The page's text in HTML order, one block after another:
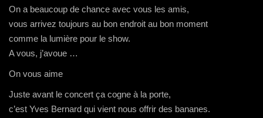
On a beaucoup de chance avec vous les amis,
vous arrivez toujours au bon endroit au bon moment
comme la lumière pour le show.
A vous, j’avoue …
On vous aime
Juste avant le concert ça cogne à la porte,
c’est Yves Bernard qui vient nous offrir des bananes.